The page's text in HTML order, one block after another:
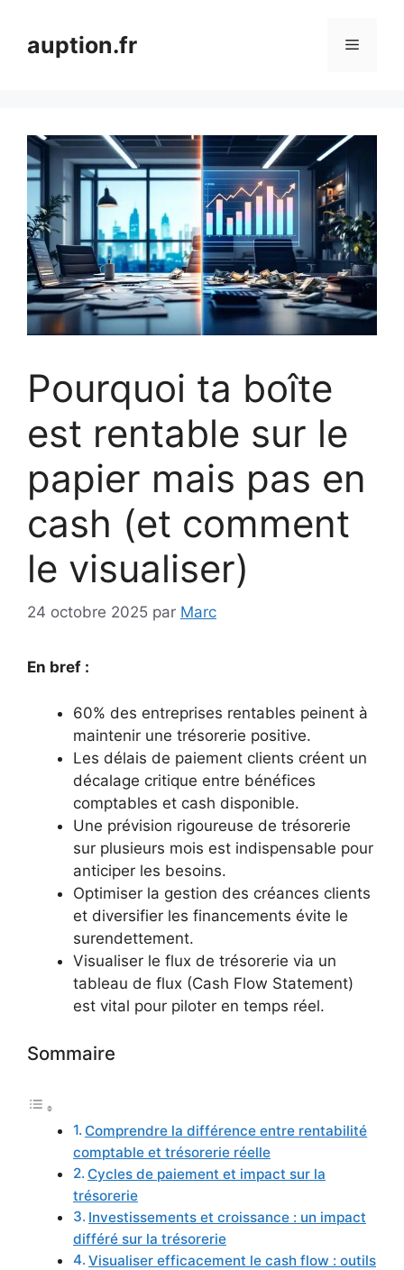
contenuauption.fr Menu
Pourquoi ta boîte
est rentable sur le
papier mais pas en
cash (et comment
le visualiser)
24 octobre 2025 par Marc
En bref :
60% des entreprises rentables peinent à
maintenir une trésorerie positive.
Les délais de paiement clients créent un
décalage critique entre bénéfices
comptables et cash disponible.
Une prévision rigoureuse de trésorerie
sur plusieurs mois est indispensable pour
anticiper les besoins.
Optimiser la gestion des créances clients
et diversifier les financements évite le
surendettement.
Visualiser le flux de trésorerie via un
tableau de flux (Cash Flow Statement)
est vital pour piloter en temps réel.
Sommaire
Comprendre la différence entre rentabilité
comptable et trésorerie réelle
Cycles de paiement et impact sur la
trésorerie
Investissements et croissance : un impact
différé sur la trésorerie
Visualiser efficacement le cash flow : outils